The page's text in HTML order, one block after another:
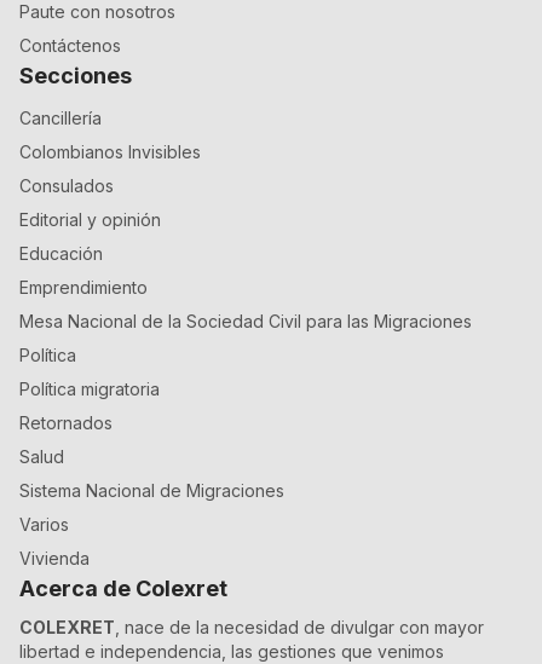
Paute con nosotros
Contáctenos
Secciones
Cancillería
Colombianos Invisibles
Consulados
Editorial y opinión
Educación
Emprendimiento
Mesa Nacional de la Sociedad Civil para las Migraciones
Política
Política migratoria
Retornados
Salud
Sistema Nacional de Migraciones
Varios
Vivienda
Acerca de Colexret
COLEXRET , nace de la necesidad de divulgar con mayor
libertad e independencia, las gestiones que venimos